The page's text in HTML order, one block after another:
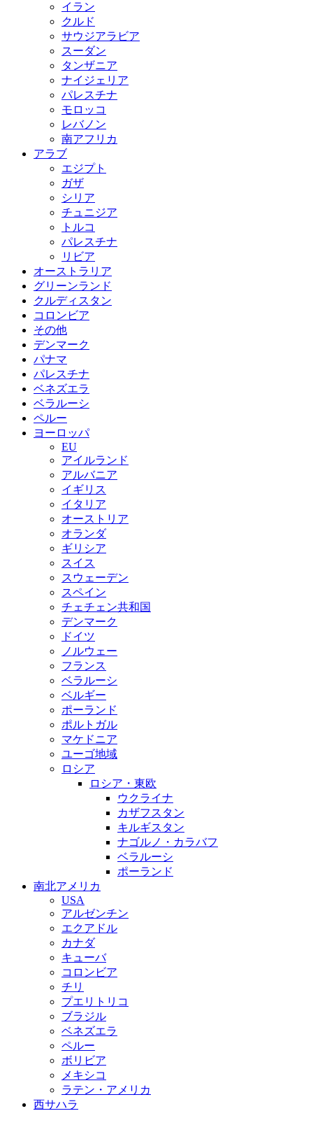
イラン
クルド
サウジアラビア
スーダン
タンザニア
ナイジェリア
パレスチナ
モロッコ
レバノン
南アフリカ
アラブ
エジプト
ガザ
シリア
チュニジア
トルコ
パレスチナ
リビア
オーストラリア
グリーンランド
クルディスタン
コロンビア
その他
デンマーク
パナマ
パレスチナ
ベネズエラ
ベラルーシ
ペルー
ヨーロッパ
EU
アイルランド
アルバニア
イギリス
イタリア
オーストリア
オランダ
ギリシア
スイス
スウェーデン
スペイン
チェチェン共和国
デンマーク
ドイツ
ノルウェー
フランス
ベラルーシ
ベルギー
ポーランド
ポルトガル
マケドニア
ユーゴ地域
ロシア
ロシア・東欧
ウクライナ
カザフスタン
キルギスタン
ナゴルノ・カラバフ
ベラルーシ
ポーランド
南北アメリカ
USA
アルゼンチン
エクアドル
カナダ
キューバ
コロンビア
チリ
プエリトリコ
ブラジル
ベネズエラ
ペルー
ボリビア
メキシコ
ラテン・アメリカ
西サハラ